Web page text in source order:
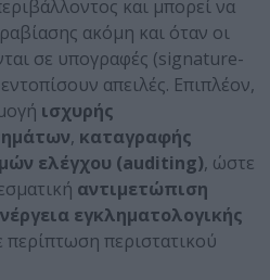
και μπορεί να
ακόμη και όταν οι
σε υπογραφές (signature-
απειλές. Επιπλέον,
ισχυρής
, καταγραφής
ελέγχου (auditing), ώστε
αντιμετώπιση
εγκληματολογικής
περίπτωση περιστατικού